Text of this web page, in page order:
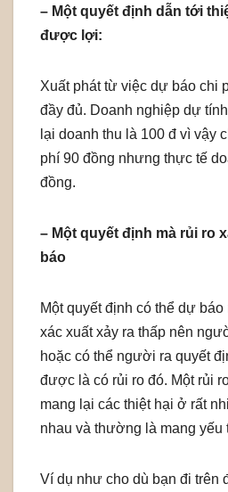
– Một quyết định dẫn tới
được lợi:
Xuất phát từ việc dự báo chi
đầy đủ. Doanh nghiệp dự
lại doanh thu là 100 đ vì vậy
phí 90 đồng nhưng thực tế
đồng.
– Một quyết định mà rủi ro
báo
Một quyết định có thể dự
xác xuất xảy ra thấp nên
hoặc có thể người ra quyết
được là có rủi ro đó. Một rủi
mang lại các thiệt hại ở rất
nhau và thường là mang yếu
Ví dụ như cho dù bạn đi trên